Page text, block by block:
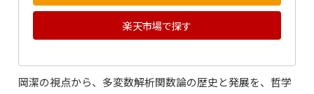
楽天市場で探す
岡潔の視点から、多変数解析関数論の歴史と発展を、哲学